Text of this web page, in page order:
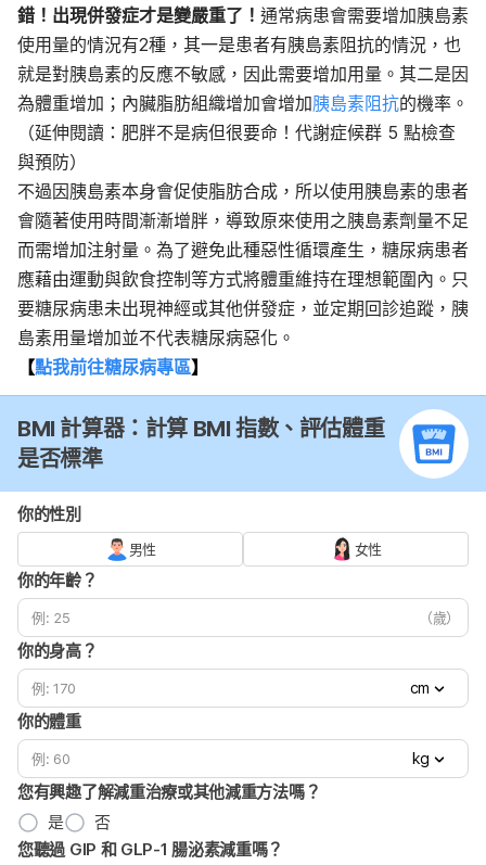
錯！出現併發症才是變嚴重了！ 通常病患會需要增加胰島素
使用量的情況有2種，其一是患者有胰島素阻抗的情況，也
就是對胰島素的反應不敏感，因此需要增加用量。 其二是因
為體重增加；內臟脂肪組織增加會增加胰島素阻抗的機率。
（延伸閱讀：肥胖不是病但很要命！代謝症候群 5 點檢查
與預防）
不過因胰島素本身會促使脂肪合成，所以使用胰島素的患者
會隨著使用時間漸漸增胖，導致原來使用之胰島素劑量不足
而需增加注射量。為了避免此種惡性循環產生，糖尿病患者
應藉由運動與飲食控制等方式將體重維持在理想範圍內。只
要糖尿病患未出現神經或其他併發症，並定期回診追蹤，胰
島素用量增加並不代表糖尿病惡化。
【點我前往糖尿病專區】
BMI 計算器：計算 BMI 指數、評估體重
是否標準
你的性別
男性 女性
你的年齡？
（歲）
你的身高？
cm
你的體重
kg
您有興趣了解減重治療或其他減重方法嗎？
是
否
您聽過 GIP 和 GLP-1 腸泌素減重嗎？